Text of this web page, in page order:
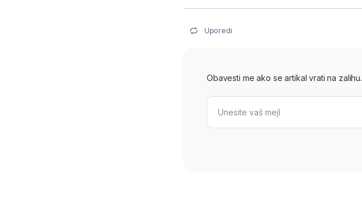
Uporedi
Obavesti me ako se artikal vrati na zalihu.